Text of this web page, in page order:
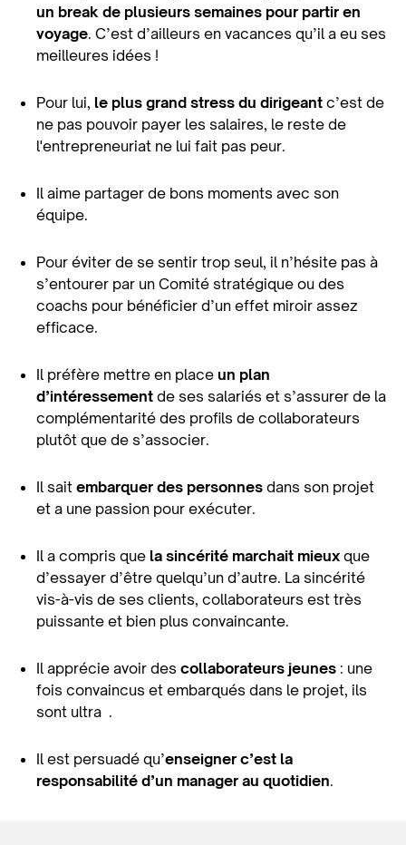
un break de plusieurs semaines pour partir en
voyage. C’est d’ailleurs en vacances qu’il a eu ses
meilleures idées !
Pour lui, le plus grand stress du dirigeant c’est de
ne pas pouvoir payer les salaires, le reste de
l'entrepreneuriat ne lui fait pas peur.
Il aime partager de bons moments avec son
équipe.
Pour éviter de se sentir trop seul, il n’hésite pas à
s’entourer par un Comité stratégique ou des
coachs pour bénéficier d’un effet miroir assez
efficace.
Il préfère mettre en place un plan
d’intéressement de ses salariés et s’assurer de la
complémentarité des profils de collaborateurs
plutôt que de s’associer.
Il sait embarquer des personnes dans son projet
et a une passion pour exécuter.
Il a compris que la sincérité marchait mieux que
d’essayer d’être quelqu’un d’autre. La sincérité
vis-à-vis de ses clients, collaborateurs est très
puissante et bien plus convaincante.
Il apprécie avoir des collaborateurs jeunes : une
fois convaincus et embarqués dans le projet, ils
sont ultra .
Il est persuadé qu’enseigner c’est la
responsabilité d’un manager au quotidien.